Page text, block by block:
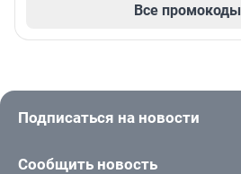
Все промокоды
Подписаться на новости
Сообщить новость